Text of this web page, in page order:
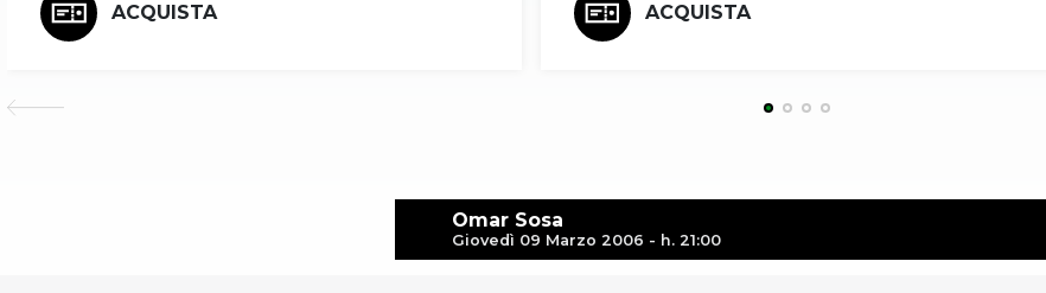
Omar Sosa
Giovedì 09 Marzo 2006 - h. 21:00
ACQUISTA ACQUISTA